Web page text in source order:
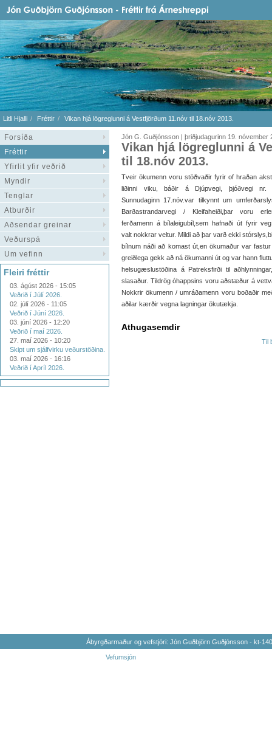
Litli Hjalli Fréttir Vikan hjá lögreglunni á Vestfjörðum 11.nóv til 18.nóv 2013.
Forsíða
Fréttir
Yfirlit yfir veðrið
Myndir
Tenglar
Atburðir
Aðsendar greinar
Veðurspá
Um vefinn
Fleiri fréttir
03. ágúst 2026 - 15:05
Veðrið í Júlí 2026.
02. júlí 2026 - 11:05
Veðrið í Júní 2026.
03. júní 2026 - 12:20
Veðrið í maí 2026.
27. maí 2026 - 10:20
Skipt um sjálfvirku veðurstöðina.
03. maí 2026 - 16:16
Veðrið í Apríl 2026.
Jón G. Guðjónsson | þriðjudagurinn 19. nóvember
Vikan hjá lögreglunni á
til 18.nóv 2013.
Tveir ökumenn voru stöðvaðir fyrir of hraðan
liðinni viku, báðir á Djúpvegi, þjóðvegi nr.
Sunnudaginn 17.nóv.var tilkynnt um
Barðastrandarvegi / Kleifaheiði,þar voru
ferðamenn á bílaleigubíl,sem hafnaði út fyrir
valt nokkrar veltur. Mildi að þar varð ekki
bílnum náði að komast út,en ökumaður var
greiðlega gekk að ná ökumanni út og var hann
helsugæslustöðina á Patreksfirði til
slasaður. Tildrög óhappsins voru aðstæður á
Nokkrir ökumenn / umráðamenn voru boðaðir
aðilar kærðir vegna lagningar ökutækja.
Athugasemdir
Til
Ábyrgðarmaður og vefstjóri: Jón Guðbjörn Guðjónsson - kt-
Vefumsjón